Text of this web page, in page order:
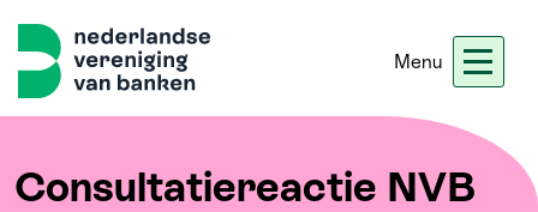
Menu
Consultatiereactie NVB